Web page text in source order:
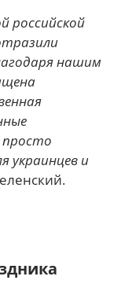
российской
нашим
просто
украинцев и